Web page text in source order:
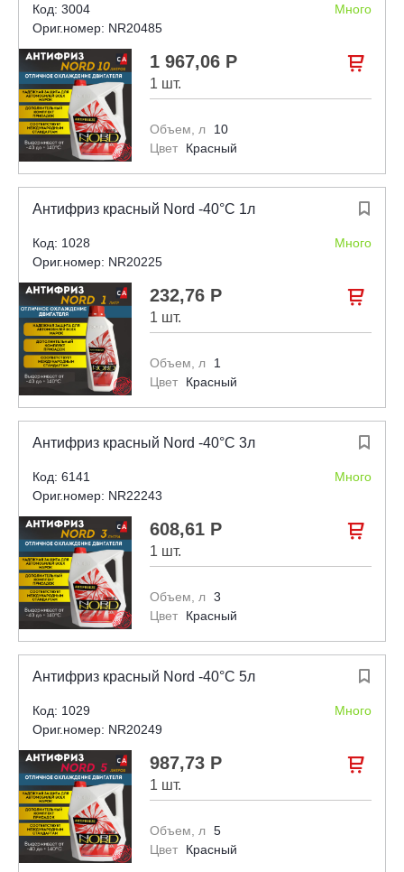
Код: 3004
Много
Ориг.номер: NR20485
1 967,06 Р
1 шт.

Объем, л
10
Цвет
Красный

Антифриз красный Nord -40°С 1л
Код: 1028
Много
Ориг.номер: NR20225
232,76 Р
1 шт.

Объем, л
1
Цвет
Красный

Антифриз красный Nord -40°С 3л
Код: 6141
Много
Ориг.номер: NR22243
608,61 Р
1 шт.

Объем, л 3
Цвет
Красный

Антифриз красный Nord -40°С 5л
Код: 1029
Много
Ориг.номер: NR20249
987,73 Р
1 шт.

Объем, л 5
Цвет
Красный